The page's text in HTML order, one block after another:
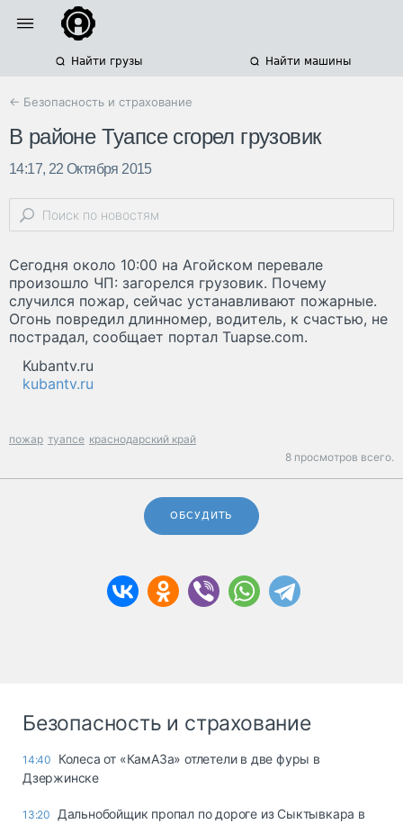
Найти грузы Найти машины
← Безопасность и страхование
В районе Туапсе сгорел грузовик
14:17, 22 Октября 2015
Сегодня около 10:00 на Агойском перевале
произошло ЧП: загорелся грузовик. Почему
случился пожар, сейчас устанавливают пожарные.
Огонь повредил длинномер, водитель, к счастью, не
пострадал, сообщает портал Tuapse.com.
Kubantv.ru
kubantv.ru
пожар туапсе краснодарский край
8 просмотров всего.
ОБСУДИТЬ
Безопасность и страхование
14:40
Колеса от «КамАЗа» отлетели в две фуры в
Дзержинске
13:20
Дальнобойщик пропал по дороге из Сыктывкара в